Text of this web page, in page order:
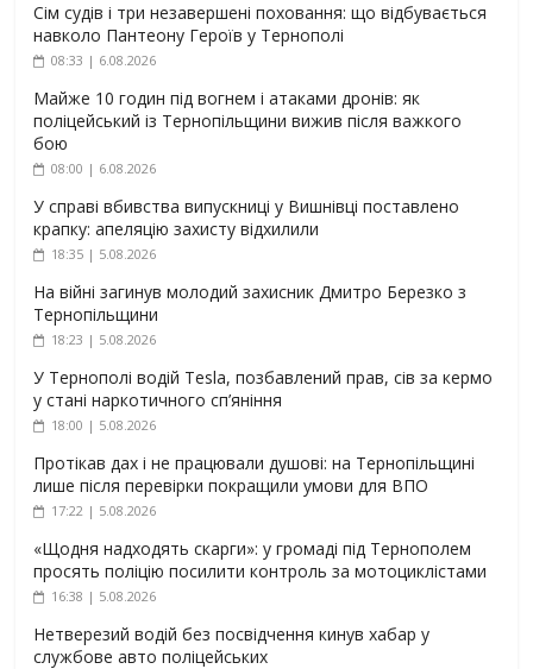
Сім судів і три незавершені поховання: що відбувається
навколо Пантеону Героїв у Тернополі
08:33 | 6.08.2026
Майже 10 годин під вогнем і атаками дронів: як
поліцейський із Тернопільщини вижив після важкого
бою
08:00 | 6.08.2026
У справі вбивства випускниці у Вишнівці поставлено
крапку: апеляцію захисту відхилили
18:35 | 5.08.2026
На війні загинув молодий захисник Дмитро Березко з
Тернопільщини
18:23 | 5.08.2026
У Тернополі водій Tesla, позбавлений прав, сів за кермо
у стані наркотичного сп’яніння
18:00 | 5.08.2026
Протікав дах і не працювали душові: на Тернопільщині
лише після перевірки покращили умови для ВПО
17:22 | 5.08.2026
«Щодня надходять скарги»: у громаді під Тернополем
просять поліцію посилити контроль за мотоциклістами
16:38 | 5.08.2026
Нетверезий водій без посвідчення кинув хабар у
службове авто поліцейських